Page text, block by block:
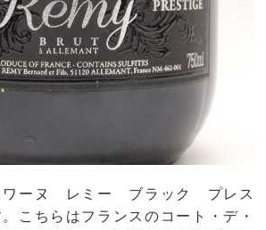
ワーヌ レミー ブラック プレス
こちらはフランスのコート・デ・